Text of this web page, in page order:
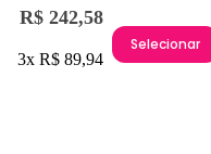
R$ 242,58
3x R$ 89,94
Selecionar